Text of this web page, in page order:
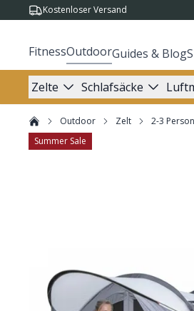
Kostenloser Versand
FitnessOutdoorGuides & Blog
Zelte Schlafsäcke
Outdoor Zelt 2-3
Summer Sale